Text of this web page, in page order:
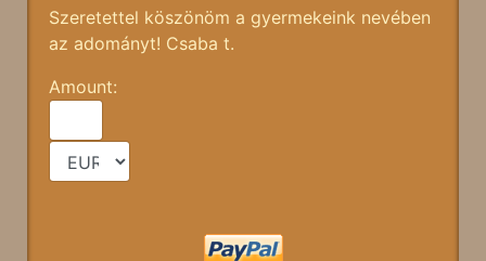
Szeretettel köszönöm a gyermekeink nevében
az adományt! Csaba t.
Amount: